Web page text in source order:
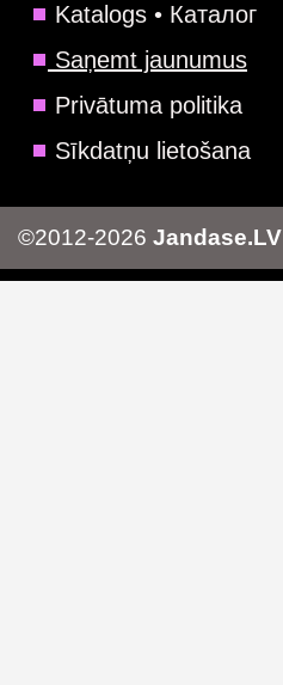
Katalogs • Каталог
Saņemt jaunumus
Privātuma politika
Sīkdatņu lietošana
©2012-2026 Jandase.LV